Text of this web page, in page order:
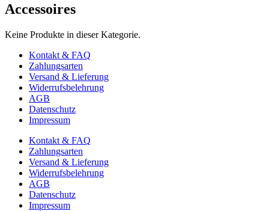
Accessoires
Keine Produkte in dieser Kategorie.
Kontakt & FAQ
Zahlungsarten
Versand & Lieferung
Widerrufsbelehrung
AGB
Datenschutz
Impressum
Kontakt & FAQ
Zahlungsarten
Versand & Lieferung
Widerrufsbelehrung
AGB
Datenschutz
Impressum